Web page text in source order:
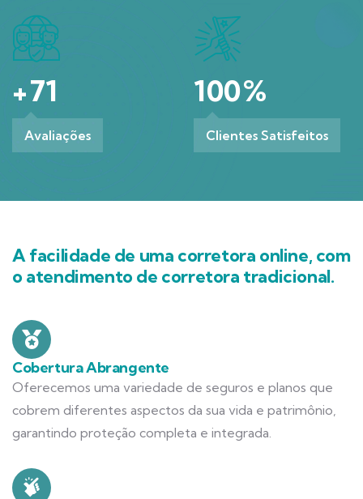
+71
Avaliações
100%
Clientes Satisfeitos
A facilidade de uma corretora online, com
o atendimento de corretora tradicional.
Cobertura Abrangente
Oferecemos uma variedade de seguros e planos que
cobrem diferentes aspectos da sua vida e patrimônio,
garantindo proteção completa e integrada.